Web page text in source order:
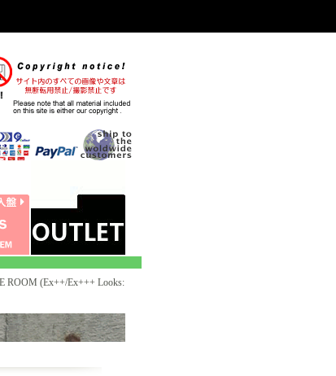
ROOM (Ex++/Ex+++ Looks: